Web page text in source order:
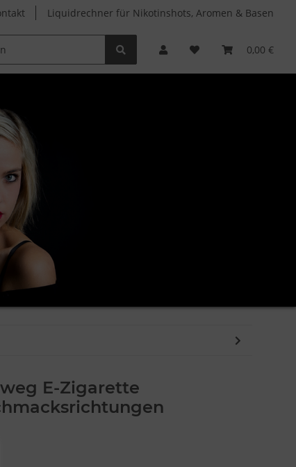
Liquidrechner für Nikotinshots, Aromen & Basen
0,00 €
Verdampferköpfe Zubehör
E-Zigarette